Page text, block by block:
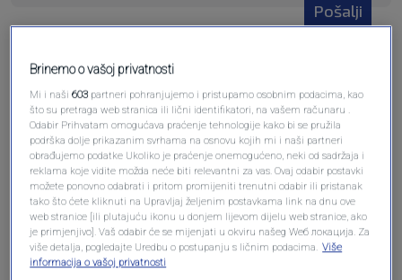
Pošalji
Pošalji komentar
Brinemo o vašoj privatnosti
Mi i naši603 partneri pohranjujemo i pristupamo osobnim podacima, kao
što su pretraga web stranica ili lični identifikatori, na vašem računaru .
Odabir Prihvatam omogućava praćenje tehnologije kako bi se pružila
podrška dolje prikazanim svrhama na osnovu kojih mi i naši partneri
obrađujemo podatke Ukoliko je praćenje onemogućeno, neki od sadržaja i
reklama koje vidite možda neće biti relevantni za vas. Ovaj odabir postavki
možete ponovno odabrati i pritom promijeniti trenutni odabir ili pristanak
tako što ćete kliknuti na Upravljaj željenim postavkama link na dnu ove
web stranice [ili plutajuću ikonu u donjem lijevom dijelu web stranice, ako
je primjenjivo]. Vaš odabir će se mijenjati u okviru našeg Wеб локација. Za
više detalja, pogledajte Uredbu o postupanju s ličnim podacima. Više
informacija o vašoj privatnosti